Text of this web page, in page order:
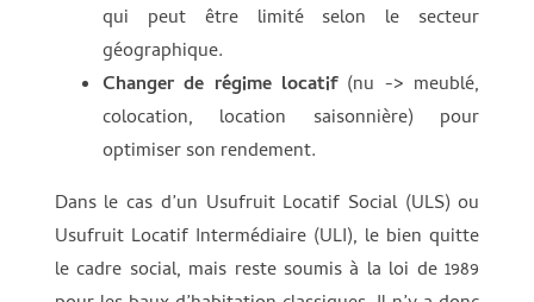
qui peut être limité selon le secteur
géographique.
Changer de régime locatif(nu -> meublé,
colocation, location saisonnière) pour
optimiser son rendement.
Dans le cas d’un Usufruit Locatif Social (ULS) ou
Usufruit Locatif Intermédiaire (ULI), le bien quitte
le cadre social, mais reste soumis à la loi de 1989